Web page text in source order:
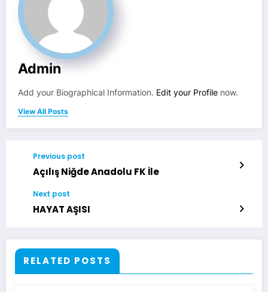
Admin
Add your Biographical Information. Edit your Profile now.
View All Posts
Previous post
Açılış Niğde Anadolu FK İle
Next post
HAYAT AŞISI
RELATED POSTS